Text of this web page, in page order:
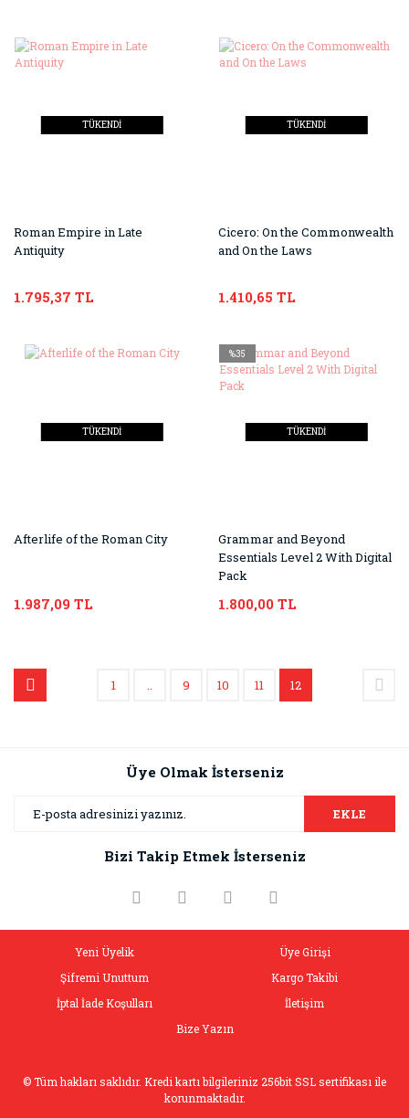
TÜKENDİ
Roman Empire in Late
Antiquity
1.795,37 TL
TÜKENDİ
Cicero: On the Commonwealth
and On the Laws
1.410,65 TL
TÜKENDİ
Afterlife of the Roman City
1.987,09 TL
%35
TÜKENDİ
Grammar and Beyond
Essentials Level 2 With Digital
Pack
1.800,00 TL
1 9 10 11 12
Üye Olmak İsterseniz
EKLE
Bizi Takip Etmek İsterseniz
Yeni Üyelik
Üye Girişi
Şifremi Unuttum
Kargo Takibi
İptal İade Koşulları
İletişim
Bize Yazın
© Tüm hakları saklıdır. Kredi kartı bilgileriniz 256bit SSL sertifikası ile
korunmaktadır.